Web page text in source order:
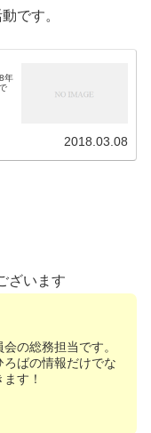
です。
年
2018.03.08
ざいます
の総務担当です。
ばの情報だけでな
す！